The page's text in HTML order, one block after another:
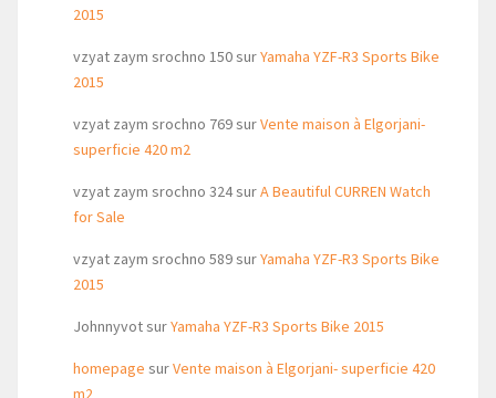
2015
vzyat zaym srochno 150surYamaha YZF-R3 Sports Bike
2015
vzyat zaym srochno 769surVente maison à Elgorjani-
superficie 420 m2
vzyat zaym srochno 324surA Beautiful CURREN Watch
for Sale
vzyat zaym srochno 589surYamaha YZF-R3 Sports Bike
2015
JohnnyvotsurYamaha YZF-R3 Sports Bike 2015
homepage surVente maison à Elgorjani- superficie 420
m2